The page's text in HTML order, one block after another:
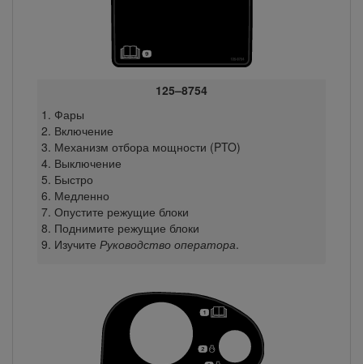
125–8754
Фары
Включение
Механизм отбора мощности (PTO)
Выключение
Быстро
Медленно
Опустите режущие блоки
Поднимите режущие блоки
Изучите Руководство оператора.